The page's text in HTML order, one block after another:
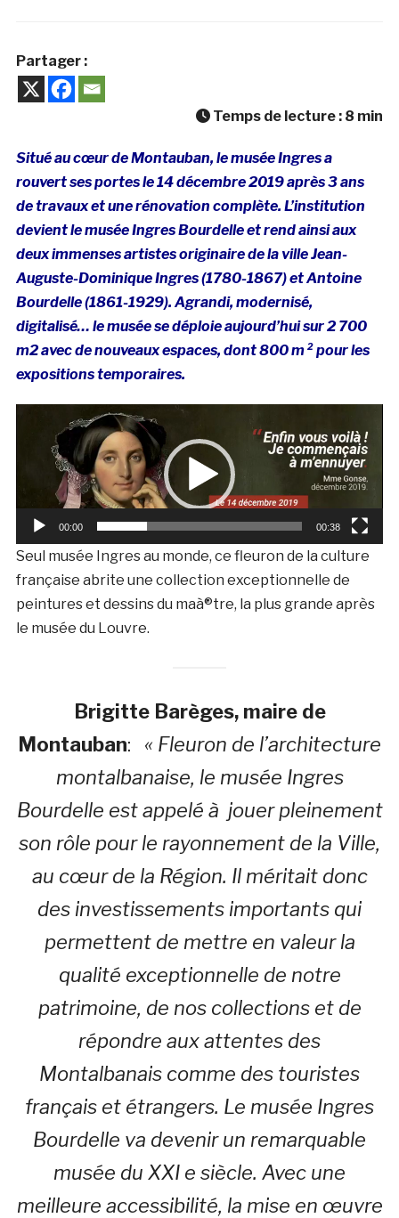
Partager :
Temps de lecture : 8 min
Situé au cœur de Montauban, le musée Ingres a
rouvert ses portes le 14 décembre 2019 après 3 ans
de travaux et une rénovation complète. L’institution
devient le musée Ingres Bourdelle et rend ainsi aux
deux immenses artistes originaire de la ville Jean-
Auguste-Dominique Ingres (1780-1867) et Antoine
Bourdelle (1861-1929). Agrandi, modernisé,
digitalisé… le musée se déploie aujourd’hui sur 2 700
m2 avec de nouveaux espaces, dont 800 m ² pour les
expositions temporaires.
00:00 00:38
Seul musée Ingres au monde, ce fleuron de la culture
française abrite une collection exceptionnelle de
peintures et dessins du maà®tre, la plus grande après
le musée du Louvre.
Brigitte Barèges, maire de
Montauban: « Fleuron de l’architecture
montalbanaise, le musée Ingres
Bourdelle est appelé à jouer pleinement
son rôle pour le rayonnement de la Ville,
au cœur de la Région. Il méritait donc
des investissements importants qui
permettent de mettre en valeur la
qualité exceptionnelle de notre
patrimoine, de nos collections et de
répondre aux attentes des
Montalbanais comme des touristes
français et étrangers. Le musée Ingres
Bourdelle va devenir un remarquable
musée du XXI e siècle. Avec une
meilleure accessibilité, la mise en œuvre